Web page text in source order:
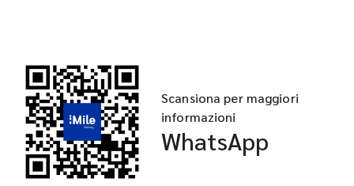
Scansiona per maggiori
informazioni
WhatsApp